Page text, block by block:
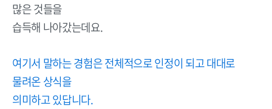
많은 것들을
습득해 나아갔는데요.
여기서 말하는 경험은 전체적으로 인정이 되고 대대로
물려온 상식을
의미하고 있답니다.